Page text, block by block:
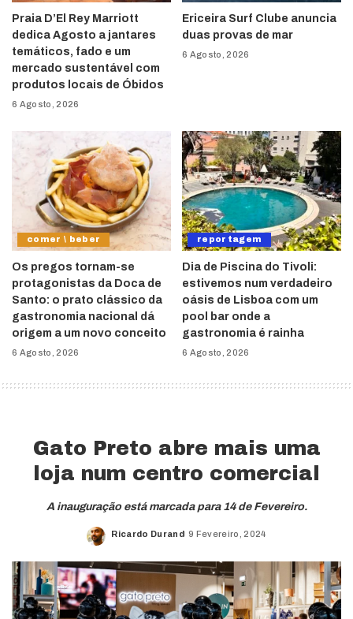
Praia D’El Rey Marriott
dedica Agosto a jantares
temáticos, fado e um
mercado sustentável com
produtos locais de Óbidos
6 Agosto, 2026
Ericeira Surf Clube anuncia
duas provas de mar
6 Agosto, 2026
comer \ beber
Os pregos tornam-se
protagonistas da Doca de
Santo: o prato clássico da
gastronomia nacional dá
origem a um novo conceito
6 Agosto, 2026
reportagem
Dia de Piscina do Tivoli:
estivemos num verdadeiro
oásis de Lisboa com um
pool bar onde a
gastronomia é rainha
6 Agosto, 2026
Gato Preto abre mais uma
loja num centro comercial
A inauguração está marcada para 14 de Fevereiro.
Posted
Ricardo Durand 9 Fevereiro, 2024